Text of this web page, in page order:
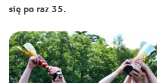
się po raz 35.